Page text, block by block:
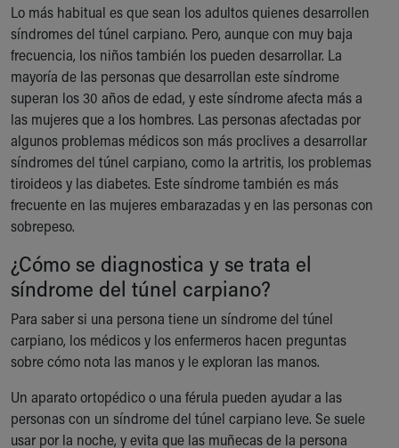
Doggie Brigade
During Your Visit
Financial Services
Rest Accommodations
Visiting
Gift Shop
Department of Public Safety
Health Info
Health Information
Healthy Info, Healthy Kids
Inside Children's Blog
Family Library
Educational Resources
Injury Prevention
Medical Records
Symptom Checker
Lo más habitual es que sean los adultos quienes desarrollen
síndromes del túnel carpiano. Pero, aunque con muy baja
frecuencia, los niños también los pueden desarrollar. La
mayoría de las personas que desarrollan este síndrome
superan los 30 años de edad, y este síndrome afecta más a
las mujeres que a los hombres. Las personas afectadas por
algunos problemas médicos son más proclives a desarrollar
síndromes del túnel carpiano, como la artritis, los problemas
tiroideos y las diabetes. Este síndrome también es más
frecuente en las mujeres embarazadas y en las personas con
sobrepeso.
¿Cómo se diagnostica y se trata el
síndrome del túnel carpiano?
Para saber si una persona tiene un síndrome del túnel
carpiano, los médicos y los enfermeros hacen preguntas
sobre cómo nota las manos y le exploran las manos.
Un aparato ortopédico o una férula pueden ayudar a las
personas con un síndrome del túnel carpiano leve. Se suele
usar por la noche, y evita que las muñecas de la persona